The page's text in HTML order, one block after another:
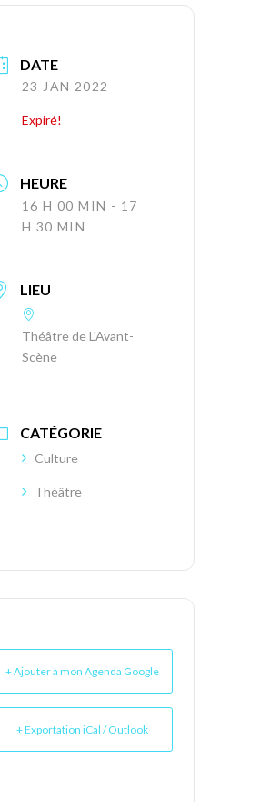
DATE
23 JAN 2022
Expiré!
HEURE
16 H 00 MIN - 17
H 30 MIN
LIEU
Théâtre de L'Avant-
Scène
CATÉGORIE
Culture
Théâtre
+ Ajouter à mon Agenda Google
+ Exportation iCal / Outlook